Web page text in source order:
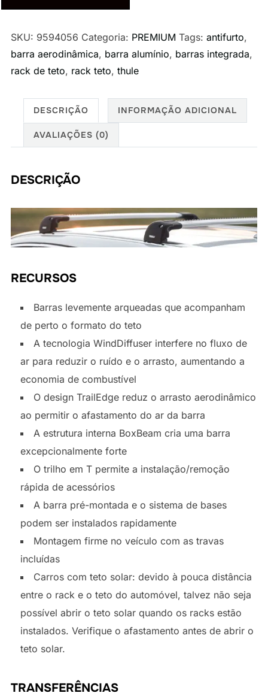
Teto
Thule
para
Sorento
2015>
SKU: 9594056 Categoria: PREMIUM Tags: antifurto,
barra aerodinâmica, barra alumínio, barras integrada,
rack de teto, rack teto, thule
DESCRIÇÃO INFORMAÇÃO ADICIONAL
AVALIAÇÕES (0)
DESCRIÇÃO
RECURSOS
Barras levemente arqueadas que acompanham
de perto o formato do teto
A tecnologia WindDiffuser interfere no fluxo de
ar para reduzir o ruído e o arrasto, aumentando a
economia de combustível
O design TrailEdge reduz o arrasto aerodinâmico
ao permitir o afastamento do ar da barra
A estrutura interna BoxBeam cria uma barra
excepcionalmente forte
O trilho em T permite a instalação/remoção
rápida de acessórios
A barra pré-montada e o sistema de bases
podem ser instalados rapidamente
Montagem firme no veículo com as travas
incluídas
Carros com teto solar: devido à pouca distância
entre o rack e o teto do automóvel, talvez não seja
possível abrir o teto solar quando os racks estão
instalados. Verifique o afastamento antes de abrir o
teto solar.
TRANSFERÊNCIAS